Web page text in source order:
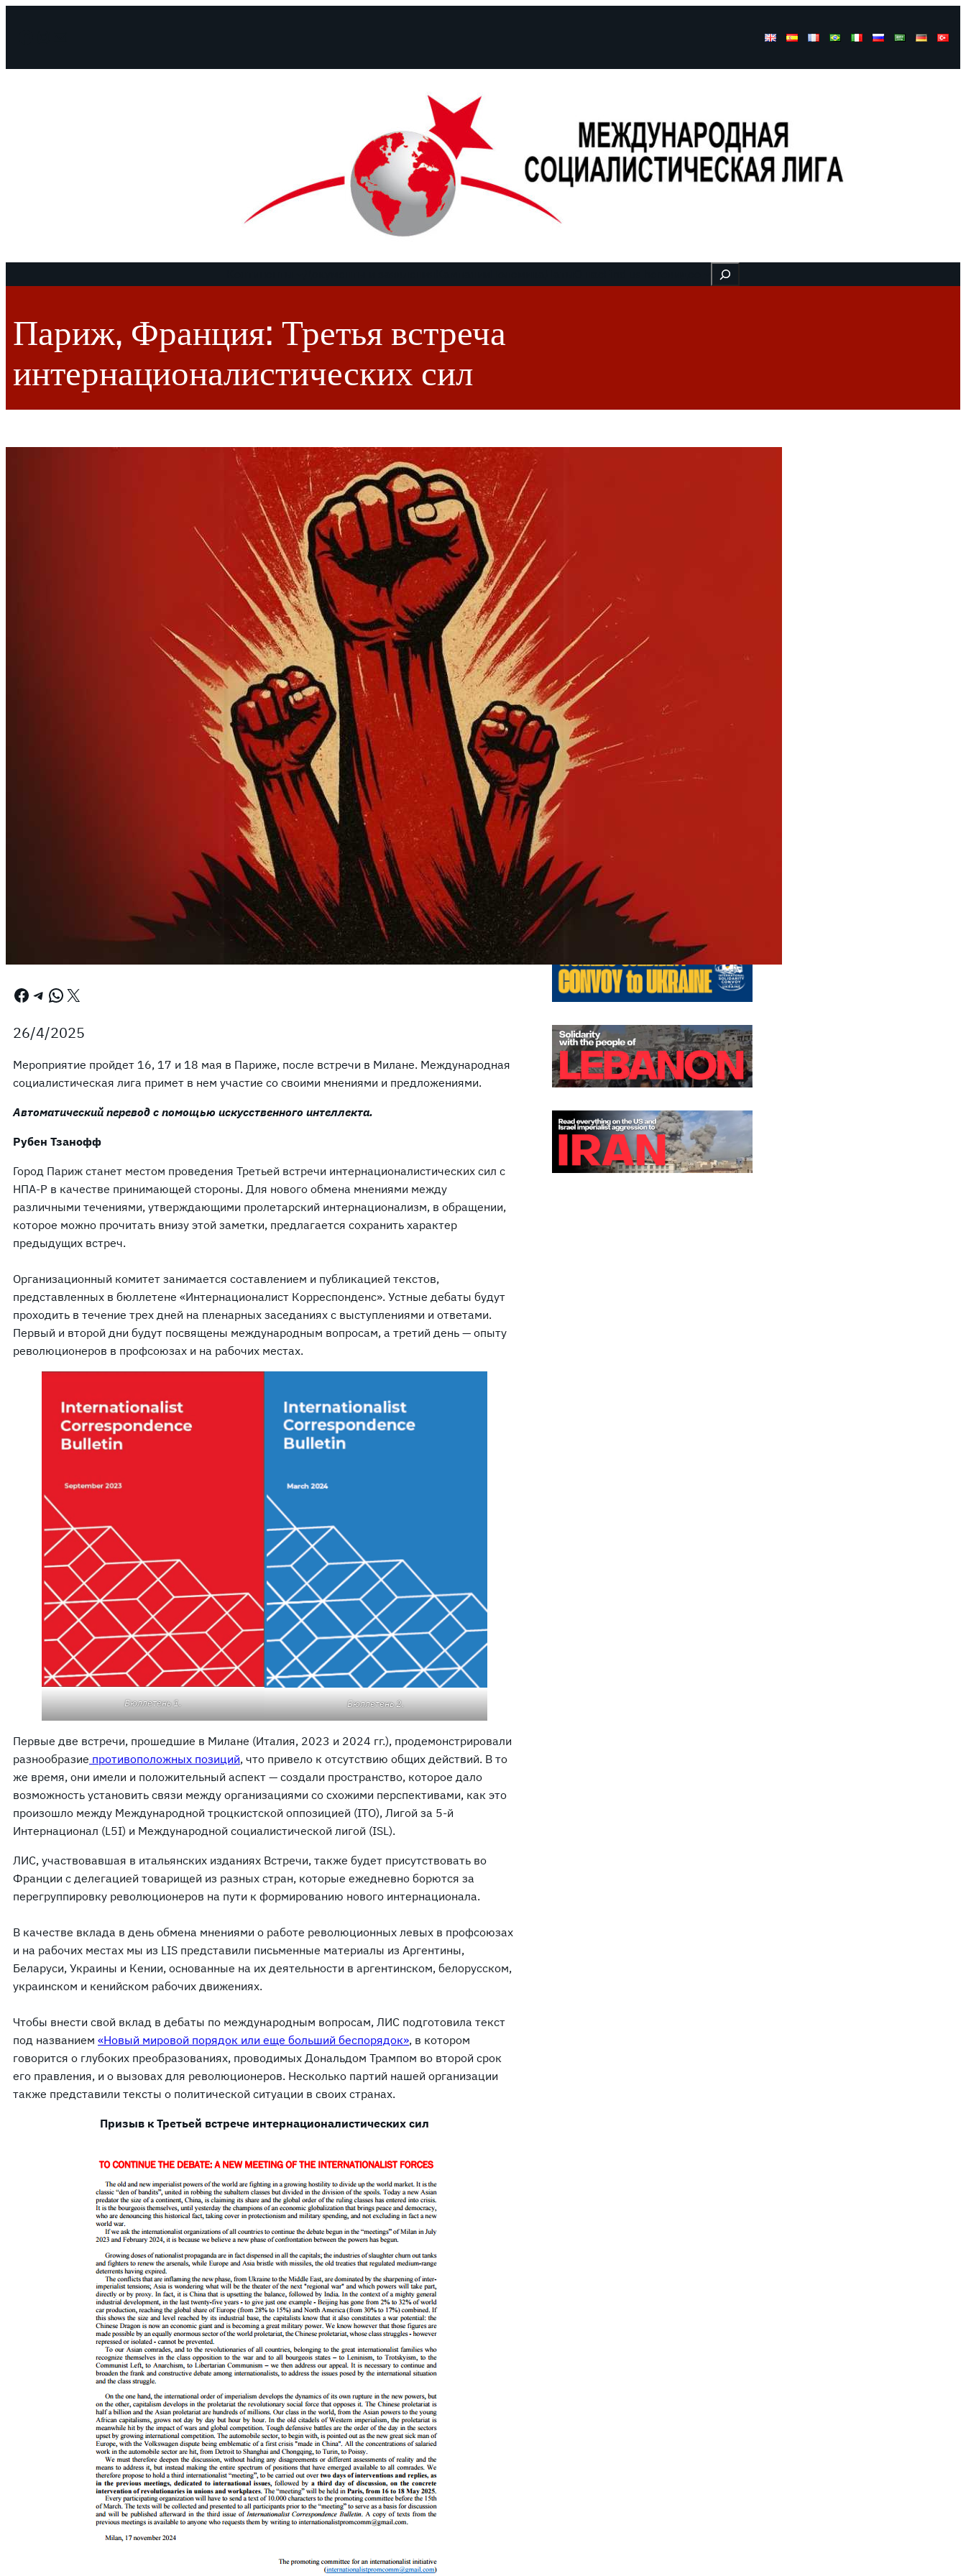
Buscar
Париж, Франция: Третья встреча
интернационалистических сил
Facebook Telegram WhatsApp X
26/4/2025
Мероприятие пройдет 16, 17 и 18 мая в Париже, после встречи в Милане. Международная
социалистическая лига примет в нем участие со своими мнениями и предложениями.
Автоматический перевод с помощью искусственного интеллекта.
Рубен Тзанофф
Город Париж станет местом проведения Третьей встречи интернационалистических сил с
НПА-Р в качестве принимающей стороны. Для нового обмена мнениями между
различными течениями, утверждающими пролетарский интернационализм, в обращении,
которое можно прочитать внизу этой заметки, предлагается сохранить характер
предыдущих встреч.
Организационный комитет занимается составлением и публикацией текстов,
представленных в бюллетене «Интернационалист Корреспонденс». Устные дебаты будут
проходить в течение трех дней на пленарных заседаниях с выступлениями и ответами.
Первый и второй дни будут посвящены международным вопросам, а третий день — опыту
революционеров в профсоюзах и на рабочих местах.
Бюллетень 1. Бюллетень 2.
Первые две встречи, прошедшие в Милане (Италия, 2023 и 2024 гг.), продемонстрировали
разнообразие противоположных позиций, что привело к отсутствию общих действий. В то
же время, они имели и положительный аспект — создали пространство, которое дало
возможность установить связи между организациями со схожими перспективами, как это
произошло между Международной троцкистской оппозицией (ITO), Лигой за 5-й
Интернационал (L5I) и Международной социалистической лигой (ISL).
ЛИС, участвовавшая в итальянских изданиях Встречи, также будет присутствовать во
Франции с делегацией товарищей из разных стран, которые ежедневно борются за
перегруппировку революционеров на пути к формированию нового интернационала.
В качестве вклада в день обмена мнениями о работе революционных левых в профсоюзах
и на рабочих местах мы из LIS представили письменные материалы из Аргентины,
Беларуси, Украины и Кении, основанные на их деятельности в аргентинском, белорусском,
украинском и кенийском рабочих движениях.
Чтобы внести свой вклад в дебаты по международным вопросам, ЛИС подготовила текст
под названием «Новый мировой порядок или еще больший беспорядок», в котором
говорится о глубоких преобразованиях, проводимых Дональдом Трампом во второй срок
его правления, и о вызовах для революционеров. Несколько партий нашей организации
также представили тексты о политической ситуации в своих странах.
Призыв к Третьей встрече интернационалистических сил
Предыдущие выпуски